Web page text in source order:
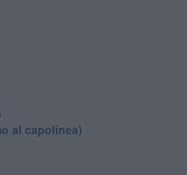
al capolinea)